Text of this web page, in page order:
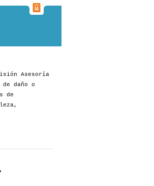
Asesoría
daño o
de